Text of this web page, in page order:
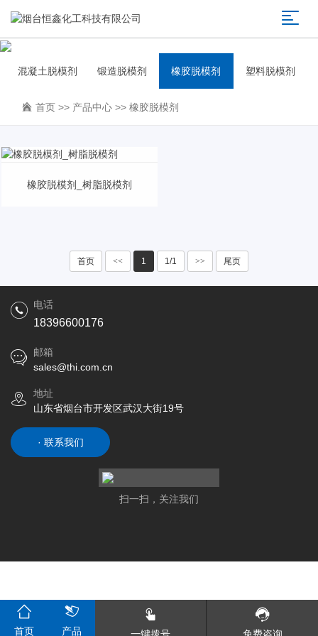
混凝土脱模剂 锻造脱模剂 橡胶脱模剂 塑料脱模剂
首页 >> 产品中心 >> 橡胶脱模剂
橡胶脱模剂_树脂脱模剂
首页 << 1 1/1 >> 尾页
电话
18396600176
邮箱
sales@thi.com.cn
地址
山东省烟台市开发区武汉大街19号
· 联系我们
扫一扫，关注我们
首页 产品